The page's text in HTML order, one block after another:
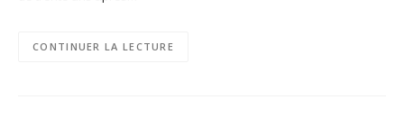
CONTINUER LA LECTURE